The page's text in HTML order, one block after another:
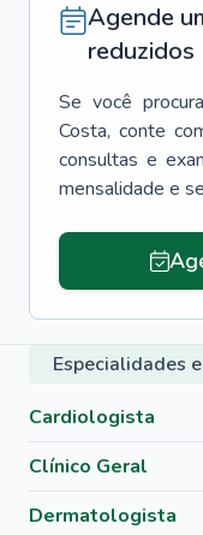
Agende
reduzidos
Se você
Costa, conte
consultas e
mensalidade e
Especialidades
Cardiologista
Clínico Geral
Dermatologista